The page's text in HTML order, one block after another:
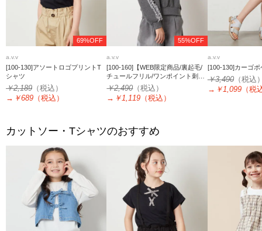
69%OFF
a.v.v
[100-130]アソートロゴプリントT
シャツ
￥2,189 （税込）
→ ￥689 （税込）
55%OFF
a.v.v
[100-160]【WEB限定商品/裏起毛/
チュールフリル/ワンポイント刺繍/
クロップド丈】チュールスリーブ
クロップドトレーナー
￥2,490（税込）
→ ￥1,119 （税込）
a.v.v
[100-130]カーゴ
￥3,490（税込
→ ￥1,099（税
カットソー・Tシャツのおすすめ